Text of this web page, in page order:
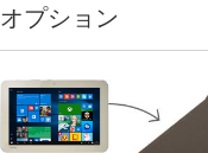
オプション